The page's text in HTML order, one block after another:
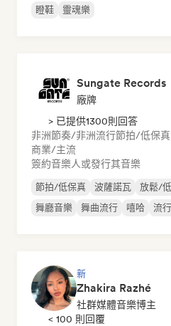
瞪鞋
靈魂樂
Sungate Records
廠牌
> 已提供1300則回答
非洲節奏/非洲流行節拍/低保真
商業/主流
簽約音樂人或發行其音樂
節拍/低保真 波薩諾瓦 放鬆/
舞廳音樂
舞曲流行 嘻哈 流
新
Zhakira Razhé
社群媒體音樂博主
< 100 則回覆